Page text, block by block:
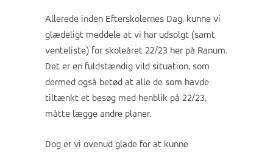
Allerede inden Efterskolernes Dag, kunne vi
glædeligt meddele at vi har udsolgt (samt
venteliste) for skoleåret 22/23 her på Ranum.
Det er en fuldstændig vild situation, som
dermed også betød at alle de som havde
tiltænkt et besøg med henblik på 22/23,
måtte lægge andre planer.
Dog er vi ovenud glade for at kunne